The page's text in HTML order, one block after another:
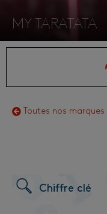
MY TARATATA
Toutes nos marques
Chiffre clé